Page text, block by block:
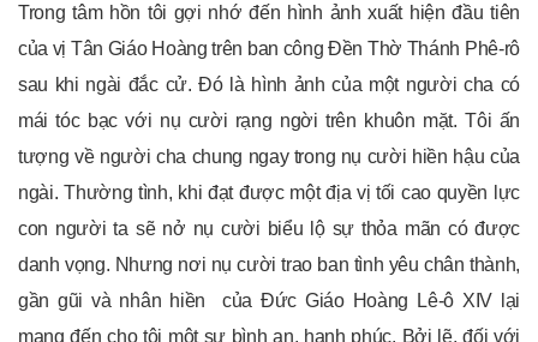
Trong tâm hồn tôi gợi nhớ đến hình ảnh xuất hiện đầu tiên
của vị Tân Giáo Hoàng trên ban công Đền Thờ Thánh Phê-rô
sau khi ngài đắc cử. Đó là hình ảnh của một người cha có
mái tóc bạc với nụ cười rạng ngời trên khuôn mặt. Tôi ấn
tượng về người cha chung ngay trong nụ cười hiền hậu của
ngài. Thường tình, khi đạt được một địa vị tối cao quyền lực
con người ta sẽ nở nụ cười biểu lộ sự thỏa mãn có được
danh vọng. Nhưng nơi nụ cười trao ban tình yêu chân thành,
gần gũi và nhân hiền của Đức Giáo Hoàng Lê-ô XIV lại
mang đến cho tôi một sự bình an, hạnh phúc. Bởi lẽ, đối với